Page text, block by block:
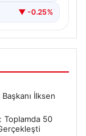
▼ -0.25%
İlksen
Toplamda 50